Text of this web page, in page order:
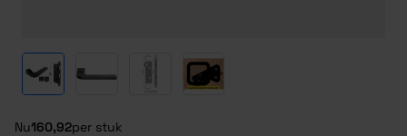
View larger imageView larger image
View larger imageView larger image
Nu160,92per stuk